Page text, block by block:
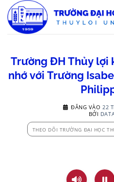
qua
nội
Trường ĐH Thủy lợi
nhớ với Trường
ĐĂNG VÀO 22
BỞI
THEO DÕI TRƯỜNG ĐẠI HỌC